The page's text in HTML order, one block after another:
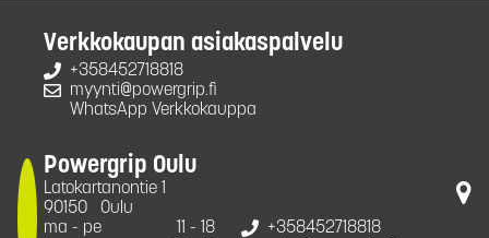
Verkkokaupan asiakaspalvelu
+358452718818
myynti@powergrip.fi
WhatsApp Verkkokauppa
Powergrip Oulu
Latokartanontie 1
90150
Oulu
ma - pe
11 - 18
+358452718818